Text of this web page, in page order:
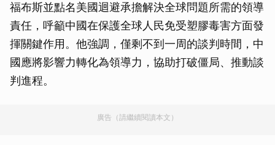
福布斯並點名美國迴避承擔解決全球問題所需的領導
責任，呼籲中國在保護全球人民免受塑膠毒害方面發
揮關鍵作用。他強調，僅剩不到一周的談判時間，中
國應將影響力轉化為領導力，協助打破僵局、推動談
判進程。
廣告（請繼續閱讀本文）